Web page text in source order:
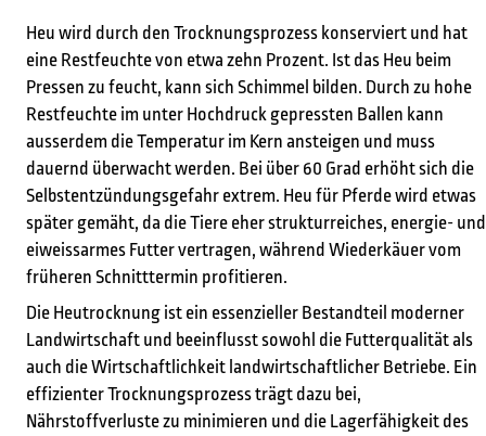
Heu wird durch den Trocknungsprozess konserviert und hat
eine Restfeuchte von etwa zehn Prozent. Ist das Heu beim
Pressen zu feucht, kann sich Schimmel bilden. Durch zu hohe
Restfeuchte im unter Hochdruck gepressten Ballen kann
ausserdem die Temperatur im Kern ansteigen und muss
dauernd überwacht werden. Bei über 60 Grad erhöht sich die
Selbstentzündungsgefahr extrem. Heu für Pferde wird etwas
später gemäht, da die Tiere eher strukturreiches, energie- und
eiweissarmes Futter vertragen, während Wiederkäuer vom
früheren Schnitttermin profitieren.
Die Heutrocknung ist ein essenzieller Bestandteil moderner
Landwirtschaft und beeinflusst sowohl die Futterqualität als
auch die Wirtschaftlichkeit landwirtschaftlicher Betriebe. Ein
effizienter Trocknungsprozess trägt dazu bei,
Nährstoffverluste zu minimieren und die Lagerfähigkeit des